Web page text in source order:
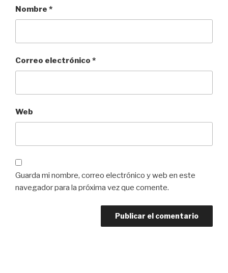
Nombre *
Correo electrónico *
Web
Guarda mi nombre, correo electrónico y web en este
navegador para la próxima vez que comente.